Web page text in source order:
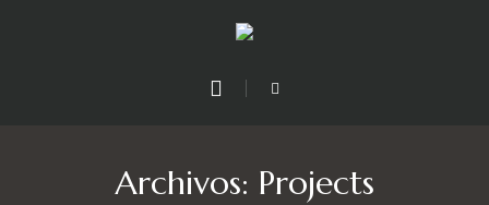
Archivos: Projects